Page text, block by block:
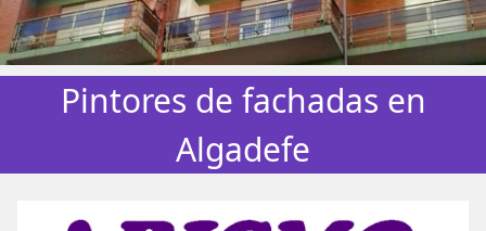
Pintores de fachadas en
Algadefe